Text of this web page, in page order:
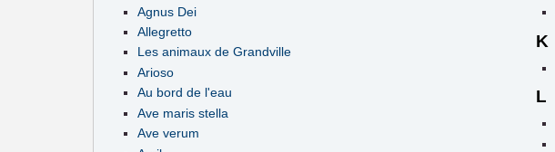
Agnus Dei
Allegretto
Les animaux de Grandville
Arioso
Au bord de l'eau
Ave maris stella
Ave verum
K
L